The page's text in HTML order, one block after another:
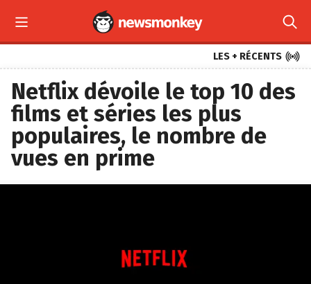
 
LES + RÉCENTS 
Netflix dévoile le top 10 des
films et séries les plus
populaires, le nombre de
vues en prime